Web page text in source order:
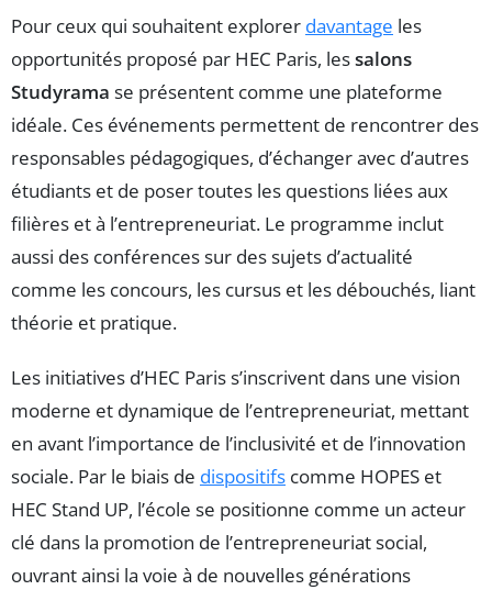
Pour ceux qui souhaitent explorer davantage les
opportunités proposé par HEC Paris, lessalons
Studyrama se présentent comme une plateforme
idéale. Ces événements permettent de rencontrer des
responsables pédagogiques, d’échanger avec d’autres
étudiants et de poser toutes les questions liées aux
filières et à l’entrepreneuriat. Le programme inclut
aussi des conférences sur des sujets d’actualité
comme les concours, les cursus et les débouchés, liant
théorie et pratique.
Les initiatives d’HEC Paris s’inscrivent dans une vision
moderne et dynamique de l’entrepreneuriat, mettant
en avant l’importance de l’inclusivité et de l’innovation
sociale. Par le biais de dispositifs comme HOPES et
HEC Stand UP, l’école se positionne comme un acteur
clé dans la promotion de l’entrepreneuriat social,
ouvrant ainsi la voie à de nouvelles générations